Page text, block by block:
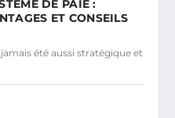
DE PAIE :
ET CONSEILS
été aussi stratégique et